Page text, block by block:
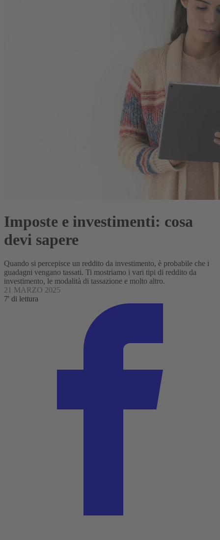
Imposte e investimenti: cosa
devi sapere
Quando si percepisce un reddito da investimento, è probabile che i
guadagni vengano tassati. Ti mostriamo i vari tipi di reddito da
investimento, le modalità di tassazione e molto altro.
21 MARZO 2025
7' di lettura